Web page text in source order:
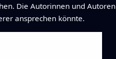
Die Autorinnen und Autoren
ansprechen könnte.